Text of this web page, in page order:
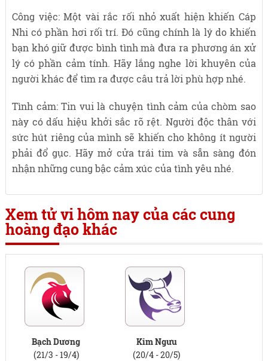
Công việc: Một vài rắc rối nhỏ xuất hiện khiến Cáp
Nhi có phần hơi rối trí. Đó cũng chính là lý do khiến
bạn khó giữ được bình tình mà đưa ra phương án xử
lý có phần cảm tính. Hãy lắng nghe lời khuyên của
người khác để tìm ra được câu trả lời phù hợp nhé.
Tình cảm: Tin vui là chuyện tình cảm của chòm sao
này có dấu hiệu khởi sắc rõ rệt. Người độc thân với
sức hút riêng của mình sẽ khiến cho không ít người
phải đổ gục. Hãy mở cửa trái tim và sẵn sàng đón
nhận những cung bậc cảm xúc của tình yêu nhé.
Xem tử vi hôm nay của các cung
hoàng đạo khác
Bạch Dương
(21/3 - 19/4)
Kim Ngưu
(20/4 - 20/5)